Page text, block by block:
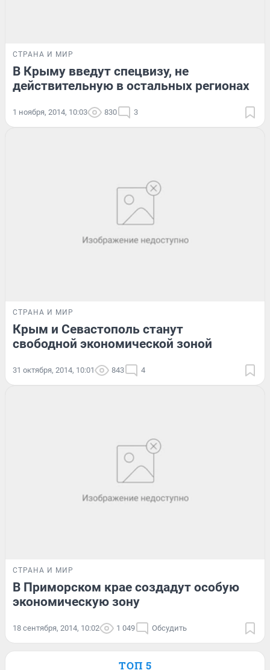
СТРАНА И МИР
В Крыму введут спецвизу, не
действительную в остальных регионах
1 ноября, 2014, 10:03 830 3
СТРАНА И МИР
Крым и Севастополь станут
свободной экономической зоной
31 октября, 2014, 10:01 843 4
СТРАНА И МИР
В Приморском крае создадут особую
экономическую зону
18 сентября, 2014, 10:02 1 049 Обсудить
ТОП 5